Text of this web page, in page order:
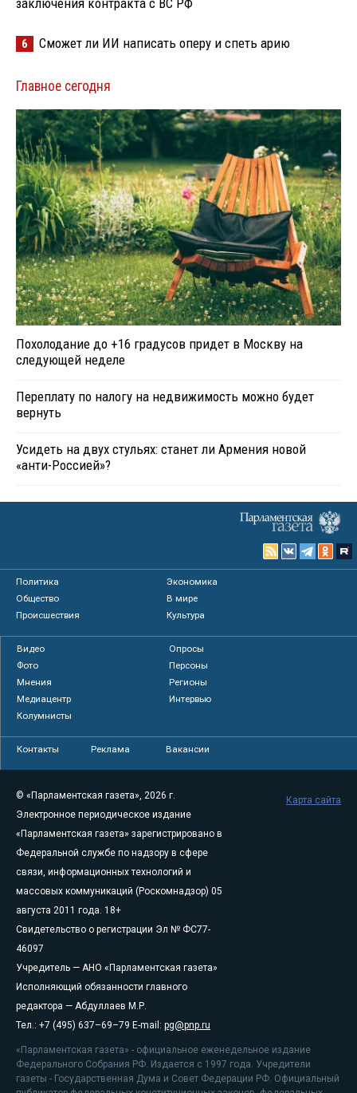
заключения контракта с ВС РФ
6 Сможет ли ИИ написать оперу и спеть арию
Главное сегодня
Похолодание до +16 градусов придет в Москву на
следующей неделе
Переплату по налогу на недвижимость можно будет
вернуть
Усидеть на двух стульях: станет ли Армения новой
«анти-Россией»?
Политика
Экономика
Общество
В мире
Происшествия
Культура
Видео
Опросы
Фото
Персоны
Мнения
Регионы
Медиацентр
Интервью
Колумнисты
Контакты Реклама Вакансии
© «Парламентская газета», 2026 г.
Электронное периодическое издание
«Парламентская газета» зарегистрировано в
Федеральной службе по надзору в сфере
связи, информационных технологий и
массовых коммуникаций (Роскомнадзор) 05
августа 2011 года. 18+
Свидетельство о регистрации Эл № ФС77-
46097
Учредитель — АНО «Парламентская газета»
Исполняющий обязанности главного
редактора — Абдуллаев М.Р.
Тел.: +7 (495) 637–69–79 E-mail: pg@pnp.ru
«Парламентская газета» - официальное еженедельное издание
Федерального Собрания РФ. Издается с 1997 года. Учредители
газеты - Государственная Дума и Совет Федерации РФ. Официальный
Карта сайта